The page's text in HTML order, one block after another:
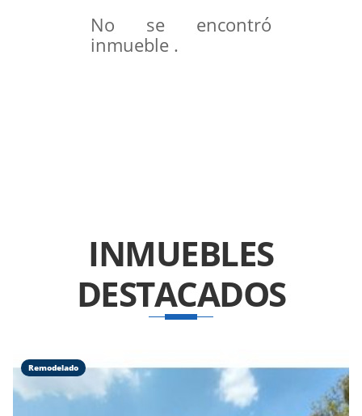
No se encontró
inmueble .
INMUEBLES
DESTACADOS
Remodelado